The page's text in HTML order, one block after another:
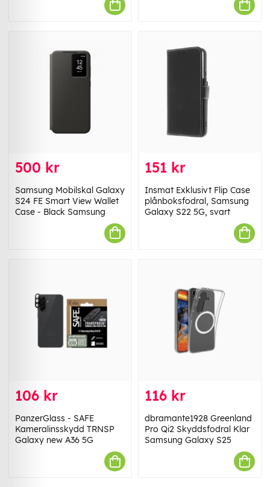
500 kr
Samsung Mobilskal Galaxy
S24 FE Smart View Wallet
Case - Black Samsung
151 kr
Insmat Exklusivt Flip Case
plånboksfodral, Samsung
Galaxy S22 5G, svart
106 kr
PanzerGlass - SAFE
Kameralinsskydd TRNSP
Galaxy new A36 5G
116 kr
dbramante1928 Greenland
Pro Qi2 Skyddsfodral Klar
Samsung Galaxy S25